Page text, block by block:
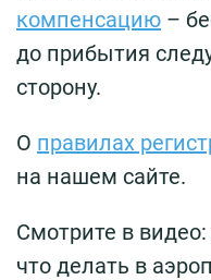
компенсацию –
до прибытия
сторону.
О правилах
на нашем сайте.
Смотрите в
что делать в